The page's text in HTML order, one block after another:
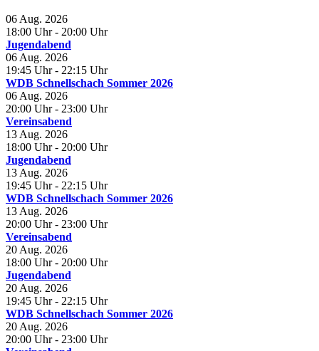
06 Aug. 2026
18:00 Uhr - 20:00 Uhr
Jugendabend
06 Aug. 2026
19:45 Uhr - 22:15 Uhr
WDB Schnellschach Sommer 2026
06 Aug. 2026
20:00 Uhr - 23:00 Uhr
Vereinsabend
13 Aug. 2026
18:00 Uhr - 20:00 Uhr
Jugendabend
13 Aug. 2026
19:45 Uhr - 22:15 Uhr
WDB Schnellschach Sommer 2026
13 Aug. 2026
20:00 Uhr - 23:00 Uhr
Vereinsabend
20 Aug. 2026
18:00 Uhr - 20:00 Uhr
Jugendabend
20 Aug. 2026
19:45 Uhr - 22:15 Uhr
WDB Schnellschach Sommer 2026
20 Aug. 2026
20:00 Uhr - 23:00 Uhr